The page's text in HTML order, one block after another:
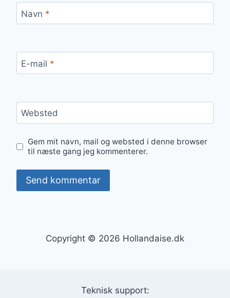
Navn *
E-mail *
Websted
Gem mit navn, mail og websted i denne browser
til næste gang jeg kommenterer.
Copyright © 2026 Hollandaise.dk
Teknisk support: